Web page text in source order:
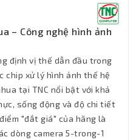
– Công nghệ hình ảnh
định vị thế dẫn đầu trong
chip xử lý hình ảnh thế hệ
tại TNC nổi bật với khả
sống động và độ chi tiết
"đắt giá" của hãng là
dòng camera 5-trong-1